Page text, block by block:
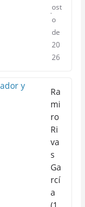
ost
o
de
20
26
Ra
mi
ro
Ri
va
s
Ga
rcí
a